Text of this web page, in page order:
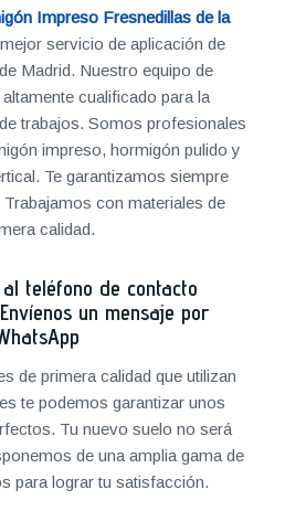
Impreso Fresnedillas de la
servicio de aplicación de
Madrid. Nuestro equipo de
cualificado para la
trabajos. Somos profesionales
impreso, hormigón pulido y
Te garantizamos siempre
con materiales de
calidad.
teléfono de contacto
Envíenos un mensaje por
de primera calidad que utilizan
te podemos garantizar unos
Tu nuevo suelo no será
de una amplia gama de
para lograr tu satisfacción.